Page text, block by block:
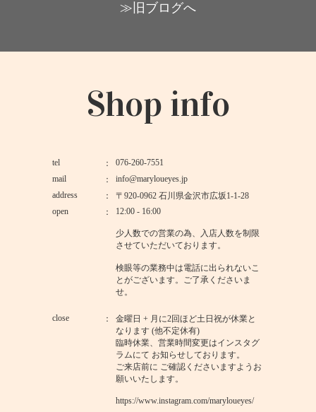
≫旧ブログへ
Shop info
tel
076-260-7551
mail
info@maryloueyes.jp
address
〒920-0962 石川県金沢市広坂1-1-28
open
12:00 - 16:00
少人数での営業の為、入店人数を制限
させていただいております。
検眼等の業務中は電話に出られないこ
とがございます。ご了承くださいま
せ。
close
金曜日 + 月に2回ほど土日祝が休業と
なります (他不定休有)
臨時休業、営業時間変更はインスタグ
ラムにて お知らせしております。
ご来店前に ご確認くださいますようお
願いいたします。
https://www.instagram.com/maryloueyes/